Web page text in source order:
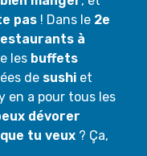
pas ! Dans le 2e
à
les buffets
de sushi et
en a pour tous les
dévorer
tu veux ? Ça,